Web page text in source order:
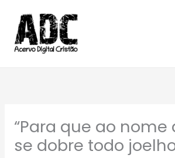
para
conteúdo
“Para que ao nome
se dobre todo